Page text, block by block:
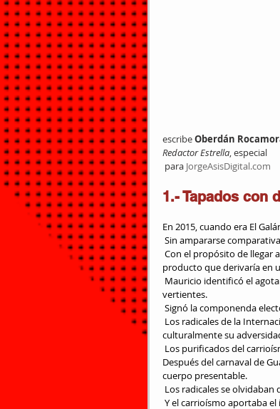
escribe Oberdán
Redactor Estrella, especial
para JorgeAsisDigital.com
1.- Tapados con
En 2015, cuando era El
Sin ampararse
producto que derivaría en
vertientes.
Signó la componenda
culturalmente su
Los purificados del
Después del carnaval de
cuerpo presentable.
Los radicales se